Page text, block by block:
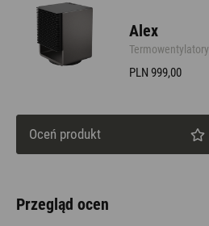
Alex
Termowentylatory
PLN 999,00
Oceń produkt
Przegląd ocen